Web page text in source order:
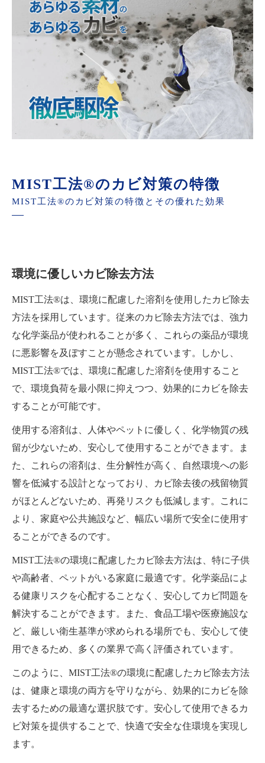
MIST工法®のカビ対策の特徴
MIST工法®のカビ対策の特徴とその優れた効果
環境に優しいカビ除去方法
MIST工法®は、環境に配慮した溶剤を使用したカビ除去
方法を採用しています。従来のカビ除去方法では、強力
な化学薬品が使われることが多く、これらの薬品が環境
に悪影響を及ぼすことが懸念されています。しかし、
MIST工法®では、環境に配慮した溶剤を使用すること
で、環境負荷を最小限に抑えつつ、効果的にカビを除去
することが可能です。
使用する溶剤は、人体やペットに優しく、化学物質の残
留が少ないため、安心して使用することができます。ま
た、これらの溶剤は、生分解性が高く、自然環境への影
響を低減する設計となっており、カビ除去後の残留物質
がほとんどないため、再発リスクも低減します。これに
より、家庭や公共施設など、幅広い場所で安全に使用す
ることができるのです。
MIST工法®の環境に配慮したカビ除去方法は、特に子供
や高齢者、ペットがいる家庭に最適です。化学薬品によ
る健康リスクを心配することなく、安心してカビ問題を
解決することができます。また、食品工場や医療施設な
ど、厳しい衛生基準が求められる場所でも、安心して使
用できるため、多くの業界で高く評価されています。
このように、MIST工法®の環境に配慮したカビ除去方法
は、健康と環境の両方を守りながら、効果的にカビを除
去するための最適な選択肢です。安心して使用できるカ
ビ対策を提供することで、快適で安全な住環境を実現し
ます。